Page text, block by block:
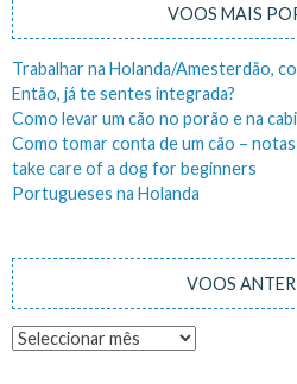
VOOS MAIS
Trabalhar na Holanda/Amesterdão,
Então, já te sentes integrada?
Como levar um cão no porão e na
Como tomar conta de um cão –
take care of a dog for beginners
Portugueses na Holanda
VOOS
Voos